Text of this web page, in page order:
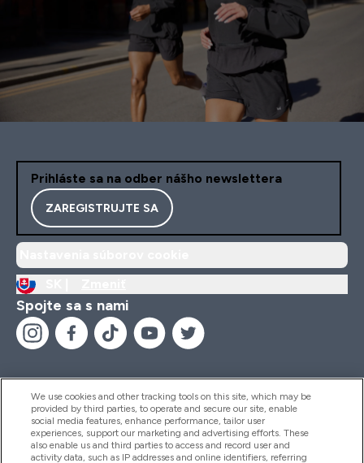
Prihláste sa na odber nášho newslettera
ZAREGISTRUJTE SA
Spojte sa s nami
Pomoc & Informácie
We use cookies and other tracking tools on this site, which may be
provided by third parties, to operate and secure our site, enable
social media features, enhance performance, tailor user
experiences, support our marketing and advertising efforts. These
also enable us and third parties to access and record user and
activity data, such as IP addresses and online identifiers, referring